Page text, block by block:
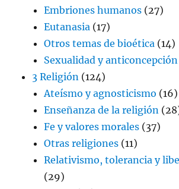
Embriones humanos (27)
Eutanasia (17)
Otros temas de bioética (14)
Sexualidad y anticoncepción
3 Religión (124)
Ateísmo y agnosticismo (16)
Enseñanza de la religión
Fe y valores morales (37)
Otras religiones (11)
Relativismo, tolerancia y
(29)